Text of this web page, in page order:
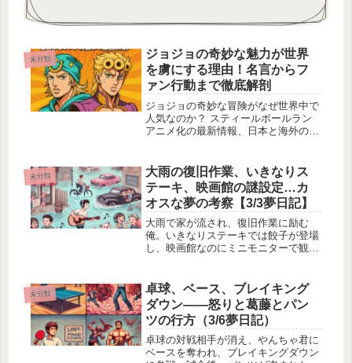
未分類
ジョジョの奇妙な魅力が世界
を虜にする理由！名言からフ
ァン行動まで徹底解剖
ジョジョの奇妙な冒険がなぜ世界中で
人気なのか？ スティールボールラン
アニメ化の最新情報、日本と海外のフ
未分類
大雨の復旧作業、いきなりス
テーキ、映画館の謎設定…カ
オスな夢の考察【3/3夢日記】
大雨で家が流され、復旧作業に励む
俺。いきなりステーキでは餃子が登場
し、映画館なのにミニモニターで観
未分類
卓球、ベース、ブレイキング
ダウン——怒りと葛藤とパン
ツの行方（3/6夢日記）
卓球の対戦相手が消え、やんちゃ君に
ベースを奪われ、ブレイキングダウン